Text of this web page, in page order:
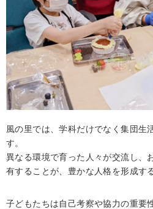
風の里では、学科だけでなく集団生
す。
異なる環境で育った人々が交流し、
有することが、豊かな人格を形成す
子どもたちは自己考察や協力の重要